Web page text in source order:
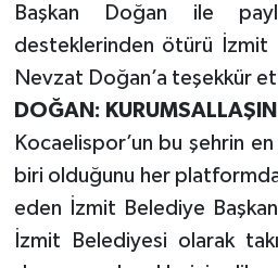
Başkan Doğan ile
desteklerinden ötürü İzmit
Nevzat Doğan’a teşekkür
DOĞAN: KURUMSALLAŞIN
Kocaelispor’un bu şehrin
biri olduğunu her
eden İzmit Belediye
İzmit Belediyesi olarak